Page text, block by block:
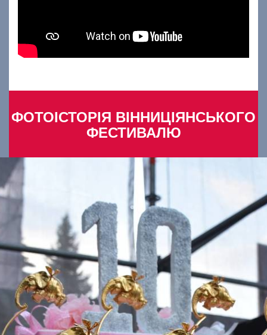
ФОТОІСТОРІЯ ВІННИЦІЯНСЬКОГО
ФЕСТИВАЛЮ